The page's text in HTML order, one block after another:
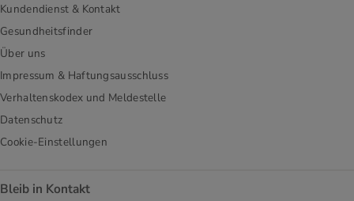
Kundendienst & Kontakt
Gesundheitsfinder
Über uns
Impressum & Haftungsausschluss
Verhaltenskodex und Meldestelle
Datenschutz
Cookie-Einstellungen
Bleib in Kontakt